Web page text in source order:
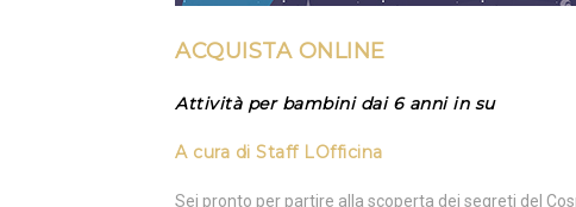
ACQUISTA ONLINE
Attività per bambini dai 6 anni in su
A cura di Staff LOfficina
Sei pronto per partire alla scoperta dei segreti del